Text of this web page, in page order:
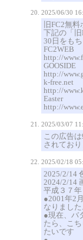
2025/06/30
旧FC2無
下記の「
30日をも
FC2WEB
http://
GOOSIDE
http://
k-free.net
http://
Easter
http://
2025/03/07
この広告
されており
2025/02/18
2025/2/14
2024/2/14
平成３７
●2001年2
なりまし
●現在、バ
たら、こ
たいです